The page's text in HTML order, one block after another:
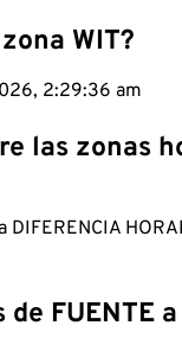
WIT?
2:29:37 am
las zonas
DIFERENCIA
FUENTE